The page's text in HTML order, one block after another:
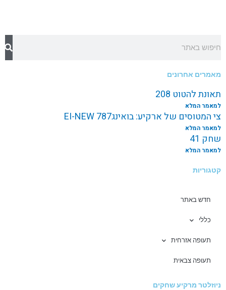
מאמרים אחרונים
תאונת להטוט 208
למאמר המלא
צי המטוסים של ארקיע: בואינג787 EI-NEW
למאמר המלא
שחק 41
למאמר המלא
קטגוריות
חדש באתר
כללי
תעופה אזרחית
תעופה צבאית
ניוזלטר מרקיע שחקים